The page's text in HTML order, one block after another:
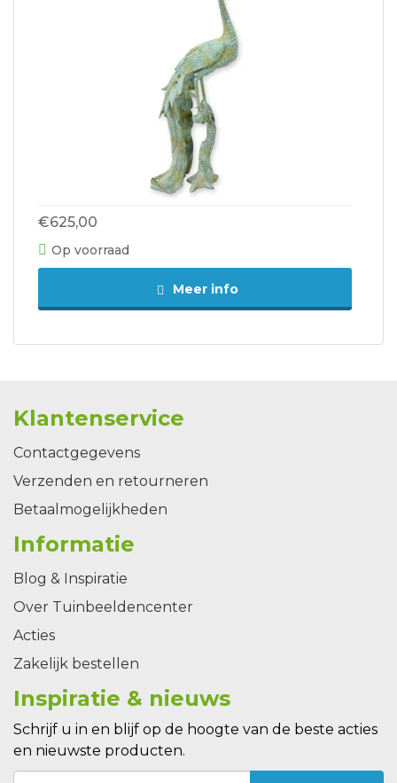
€625,00
Op voorraad
Meer info
Klantenservice
Contactgegevens
Verzenden en retourneren
Betaalmogelijkheden
Informatie
Blog & Inspiratie
Over Tuinbeeldencenter
Acties
Zakelijk bestellen
Inspiratie & nieuws
Schrijf u in en blijf op de hoogte van de beste acties
en nieuwste producten.